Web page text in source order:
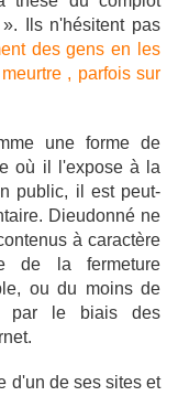
Ils n'hésitent pas
des gens en les
, parfois sur
une forme de
où il l'expose à la
public, il est peut-
Dieudonné ne
à caractère
de la fermeture
ou du moins de
par le biais des
d'un de ses sites et